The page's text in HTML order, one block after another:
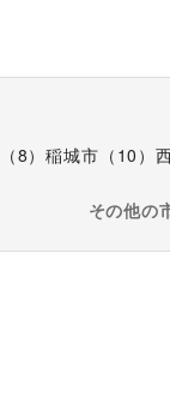
（8）稲城市 （ 10 ）
その他の